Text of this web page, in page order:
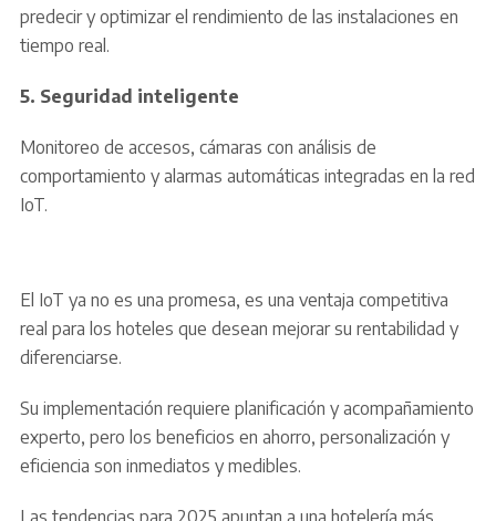
predecir y optimizar el rendimiento de las instalaciones en
tiempo real.
5. Seguridad inteligente
Monitoreo de accesos, cámaras con análisis de
comportamiento y alarmas automáticas integradas en la red
IoT.
El IoT ya no es una promesa, es una ventaja competitiva
real para los hoteles que desean mejorar su rentabilidad y
diferenciarse.
Su implementación requiere planificación y acompañamiento
experto, pero los beneficios en ahorro, personalización y
eficiencia son inmediatos y medibles.
Las tendencias para 2025 apuntan a una hotelería más